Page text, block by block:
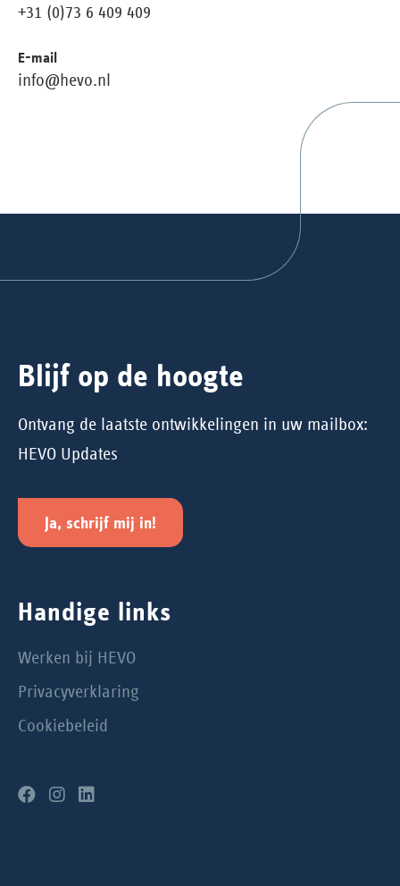
+31 (0)73 6 409 409
E-mail
info@hevo.nl
Blijf op de hoogte
Ontvang de laatste ontwikkelingen in uw mailbox:
HEVO Updates
Ja, schrijf mij in!
Handige links
Werken bij HEVO
Privacyverklaring
Cookiebeleid